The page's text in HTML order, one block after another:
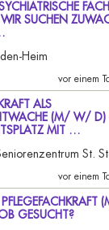
SUCHEN
Heim
vor einem
ALS
(M/ W/ D)
MIT …
vor einem
GESUCHT?